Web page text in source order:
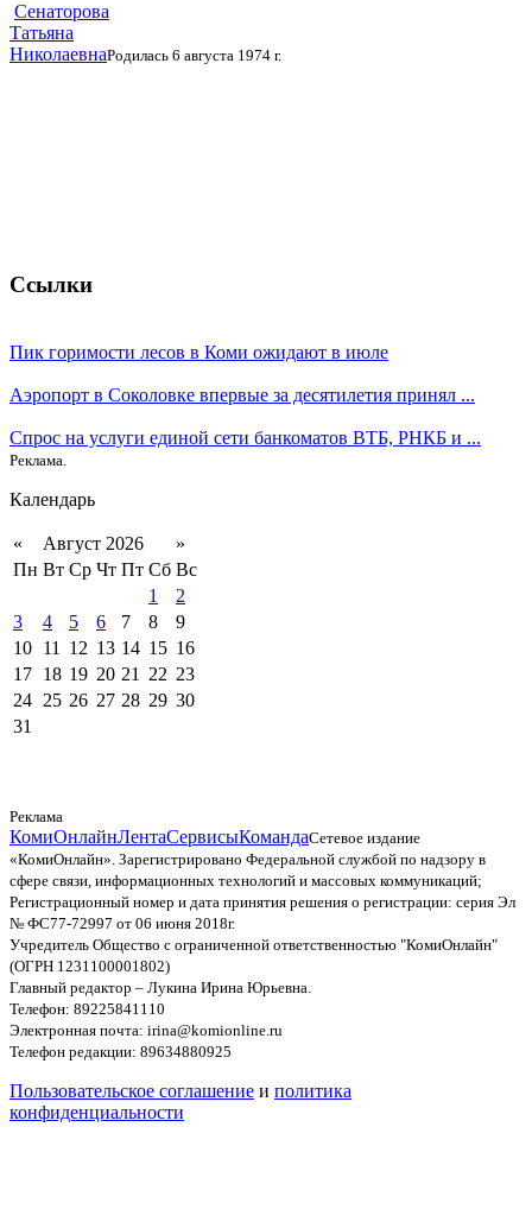
Сенаторова
Татьяна
НиколаевнаРодилась 6 августа 1974 г.
Ссылки
Пик горимости лесов в Коми ожидают в июле
Аэропорт в Соколовке впервые за десятилетия принял ...
Спрос на услуги единой сети банкоматов ВТБ, РНКБ и ...
Реклама.
Календарь
« Август 2026
»
Пн Вт Ср Чт Пт Сб Вс
1
2
3
4 5 6 7 8
9
10 11 12 13 14 15 16
17 18 19 20 21 22 23
24 25 26 27 28 29 30
31
Реклама
КомиОнлайнЛентаСервисыКомандаСетевое издание
«КомиОнлайн». Зарегистрировано Федеральной службой по надзору в
сфере связи, информационных технологий и массовых коммуникаций;
Регистрационный номер и дата принятия решения о регистрации: серия Эл
№ ФС77-72997 от 06 июня 2018г.
Учредитель Общество с ограниченной ответственностью "КомиОнлайн"
(ОГРН 1231100001802)
Главный редактор – Лукина Ирина Юрьевна.
Телефон: 89225841110
Электронная почта: irina@komionline.ru
Телефон редакции: 89634880925
Пользовательское соглашение и политика
конфиденциальности